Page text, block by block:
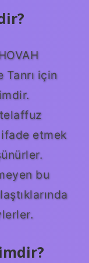
etmek
bu